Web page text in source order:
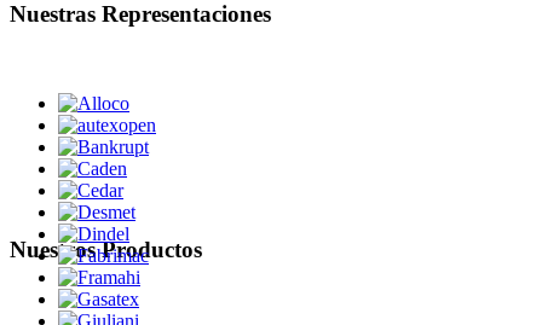
Nuestras Representaciones
Nuestros Productos